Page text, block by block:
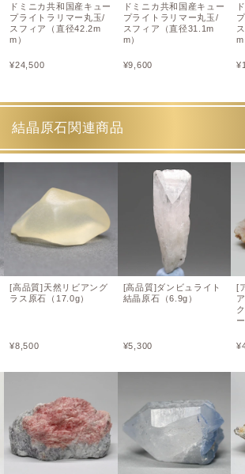
ドミニカ共和国産キュー
プライトラリマー丸玉/
スフィア（直径42.2m
m）
¥24,500
ドミニカ共和国産キュー
プライトラリマー丸玉/
スフィア（直径31.1m
m）
¥9,600 ¥
結晶原石関連商品
[高品質]天然リビアング
ラス原石（17.0g）
¥8,500
[高品質]ダンビュライト
結晶原石（6.9g）
¥5,300
[
¥